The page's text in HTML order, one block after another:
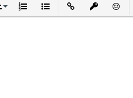
НУМЕРОВАННЫЙ СПИСОК
МАРКИРОВАННЫЙ
ВСТАВИТЬ